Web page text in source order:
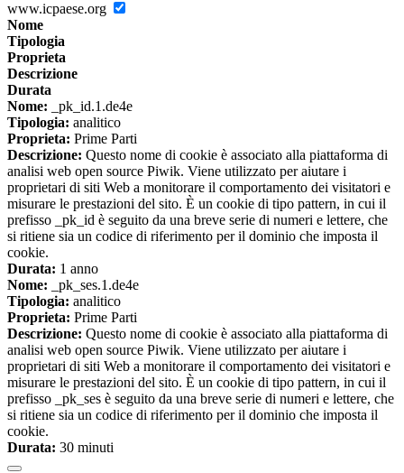
www.icpaese.org
Nome
Tipologia
Proprieta
Descrizione
Durata
Nome: _pk_id.1.de4e
Tipologia: analitico
Proprieta: Prime Parti
Descrizione: Questo nome di cookie è associato alla piattaforma di
analisi web open source Piwik. Viene utilizzato per aiutare i
proprietari di siti Web a monitorare il comportamento dei visitatori e
misurare le prestazioni del sito. È un cookie di tipo pattern, in cui il
prefisso _pk_id è seguito da una breve serie di numeri e lettere, che
si ritiene sia un codice di riferimento per il dominio che imposta il
cookie.
Durata: 1 anno
Nome: _pk_ses.1.de4e
Tipologia: analitico
Proprieta: Prime Parti
Descrizione: Questo nome di cookie è associato alla piattaforma di
analisi web open source Piwik. Viene utilizzato per aiutare i
proprietari di siti Web a monitorare il comportamento dei visitatori e
misurare le prestazioni del sito. È un cookie di tipo pattern, in cui il
prefisso _pk_ses è seguito da una breve serie di numeri e lettere, che
si ritiene sia un codice di riferimento per il dominio che imposta il
cookie.
Durata: 30 minuti